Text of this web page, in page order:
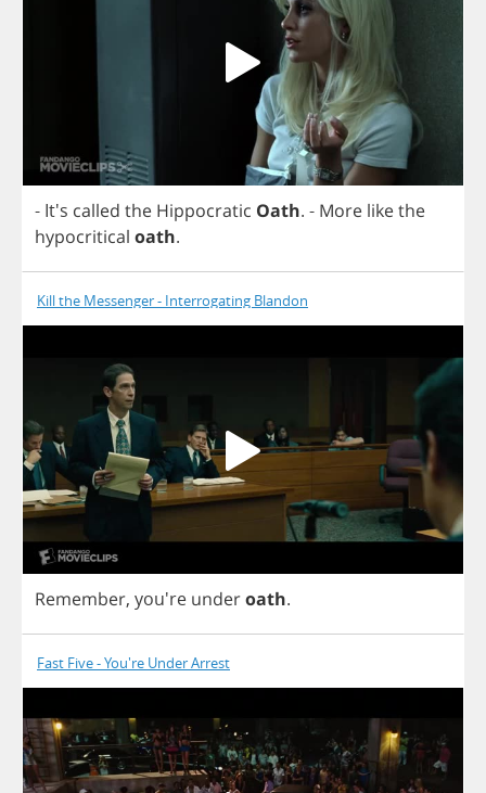
- It's called the Hippocratic Oath. - More likethe
hypocritical oath.
Kill the Messenger - Interrogating Blandon
Remember, you're underoath.
Fast Five - You're Under Arrest